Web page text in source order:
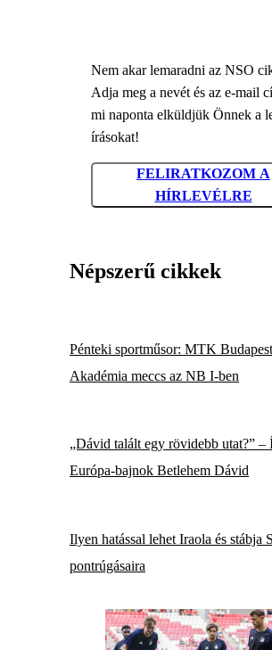
Nem akar lemaradni az NSO
Adja meg a nevét és az e-mail
mi naponta elküldjük Önnek a
írásokat!
FELIRATKOZOM A
HÍRLEVÉLRE
Népszerű cikkek
Pénteki sportműsor: MTK
Akadémia meccs az NB I-ben
„Dávid talált egy rövidebb utat?” –
Európa-bajnok Betlehem Dávid
Ilyen hatással lehet Iraola és stábja
pontrúgásaira